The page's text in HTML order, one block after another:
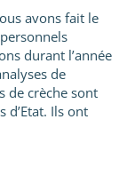
avons fait le
durant l’année
de
de crèche sont
d’Etat. Ils ont